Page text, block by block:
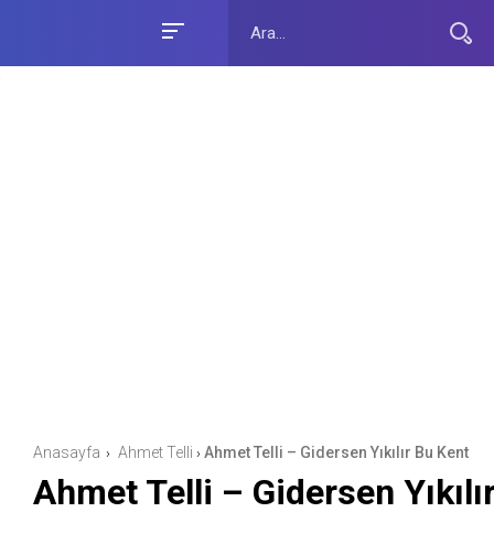
Anasayfa › Ahmet Telli › Ahmet Telli – Gidersen Yıkılır Bu Kent
Ahmet Telli – Gidersen